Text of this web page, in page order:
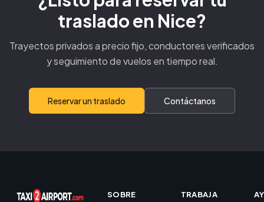
traslado en Nice?
Trayectos privados a precio fijo, conductores verificados
y seguimiento de vuelos en tiempo real.
Reservar un traslado Contáctanos
SOBRE
TRABAJA